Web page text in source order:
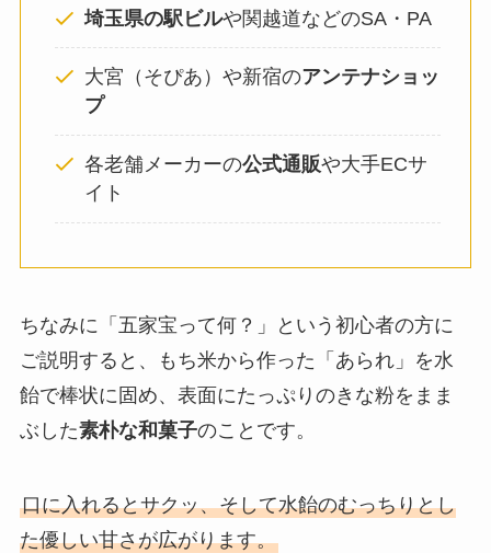
埼玉県の駅ビルや関越道などのSA・PA
大宮（そぴあ）や新宿のアンテナショッ
プ
各老舗メーカーの公式通販や大手ECサ
イト
ちなみに「五家宝って何？」という初心者の方に
ご説明すると、もち米から作った「あられ」を水
飴で棒状に固め、表面にたっぷりのきな粉をまま
ぶした素朴な和菓子のことです。
口に入れるとサクッ、そして水飴のむっちりとし
た優しい甘さが広がります。